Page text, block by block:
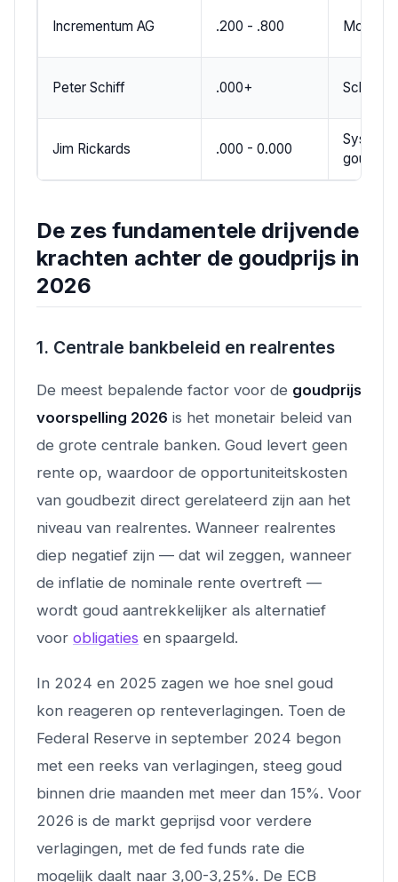
Incrementum AG .200 - .800
Peter Schiff .000+
Jim Rickards .000 - 0.000
De zes fundamentele drijvende
krachten achter de goudprijs in
2026
1. Centrale bankbeleid en realrentes
De meest bepalende factor voor de goudprijs
voorspelling 2026 is het monetair beleid van
de grote centrale banken. Goud levert geen
rente op, waardoor de opportuniteitskosten
van goudbezit direct gerelateerd zijn aan het
niveau van realrentes. Wanneer realrentes
diep negatief zijn — dat wil zeggen, wanneer
de inflatie de nominale rente overtreft —
wordt goud aantrekkelijker als alternatief
voor obligaties en spaargeld.
In 2024 en 2025 zagen we hoe snel goud
kon reageren op renteverlagingen. Toen de
Federal Reserve in september 2024 begon
met een reeks van verlagingen, steeg goud
binnen drie maanden met meer dan 15%. Voor
2026 is de markt geprijsd voor verdere
verlagingen, met de fed funds rate die
mogelijk daalt naar 3,00-3,25%. De ECB